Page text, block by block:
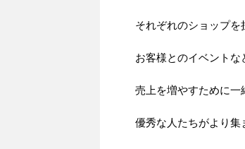
それぞれのショップを
お客様とのイベントな
売上を増やすために一
優秀な人たちがより集